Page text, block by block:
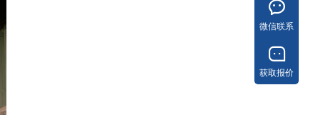
微信联系
获取报价